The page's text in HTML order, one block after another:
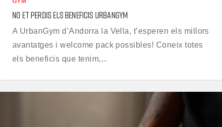
NO ET PERDIS ELS BENEFICIS URBANGYM
A UrbanGym d’Andorra la Vella, t’esperen els millors
avantatges i welcome pack possibles! Coneix totes
els beneficis que tenim,...